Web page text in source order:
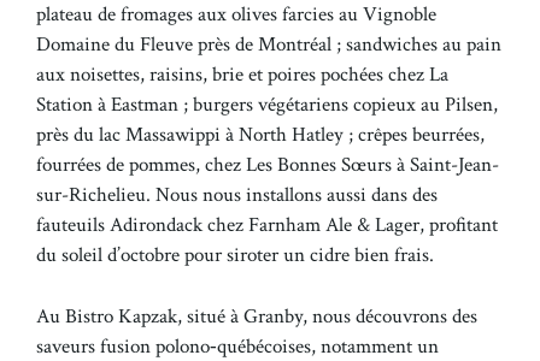
plateau de fromages aux olives farcies au Vignoble
Domaine du Fleuve près de Montréal ; sandwiches au pain
aux noisettes, raisins, brie et poires pochées chez La
Station à Eastman ; burgers végétariens copieux au Pilsen,
près du lac Massawippi à North Hatley ; crêpes beurrées,
fourrées de pommes, chez Les Bonnes Sœurs à Saint-Jean-
sur-Richelieu. Nous nous installons aussi dans des
fauteuils Adirondack chez Farnham Ale & Lager, profitant
du soleil d’octobre pour siroter un cidre bien frais.
Au Bistro Kapzak, situé à Granby, nous découvrons des
saveurs fusion polono‐québécoises, notamment un